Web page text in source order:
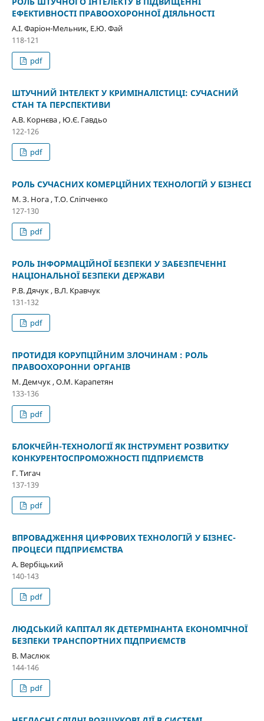
ЕФЕКТИВНОСТІ ПРАВООХОРОННОЇ ДІЯЛЬНОСТІ
А.І. Фаріон-Мельник, Е.Ю. Фай
118-121
pdf
ШТУЧНИЙ ІНТЕЛЕКТ У КРИМІНАЛІСТИЦІ: СУЧАСНИЙ
СТАН ТА ПЕРСПЕКТИВИ
А.В. Корнєва , Ю.Є. Гавдьо
122-126
pdf
РОЛЬ СУЧАСНИХ КОМЕРЦІЙНИХ ТЕХНОЛОГІЙ У БІЗНЕСІ
М. З. Нога , Т.О. Сліпченко
127-130
pdf
РОЛЬ ІНФОРМАЦІЙНОЇ БЕЗПЕКИ У ЗАБЕЗПЕЧЕННІ
НАЦІОНАЛЬНОЇ БЕЗПЕКИ ДЕРЖАВИ
Р.В. Дячук , В.Л. Кравчук
131-132
pdf
ПРОТИДІЯ КОРУПЦІЙНИМ ЗЛОЧИНАМ : РОЛЬ
ПРАВООХОРОННИ ОРГАНІВ
М. Демчук , О.М. Карапетян
133-136
pdf
БЛОКЧЕЙН-ТЕХНОЛОГІЇ ЯК ІНСТРУМЕНТ РОЗВИТКУ
КОНКУРЕНТОСПРОМОЖНОСТІ ПІДПРИЄМСТВ
Г. Тигач
137-139
pdf
ВПРОВАДЖЕННЯ ЦИФРОВИХ ТЕХНОЛОГІЙ У БІЗНЕС-
ПРОЦЕСИ ПІДПРИЄМСТВА
А. Вербіцький
140-143
pdf
ЛЮДСЬКИЙ КАПІТАЛ ЯК ДЕТЕРМІНАНТА ЕКОНОМІЧНОЇ
БЕЗПЕКИ ТРАНСПОРТНИХ ПІДПРИЄМСТВ
В. Маслюк
144-146
pdf